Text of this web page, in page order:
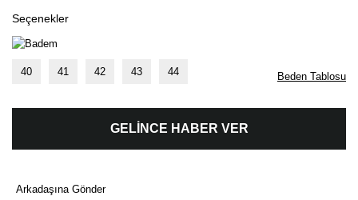
Seçenekler
40 41 42 43 44 Beden Tablosu
GELİNCE HABER VER
Arkadaşına Gönder